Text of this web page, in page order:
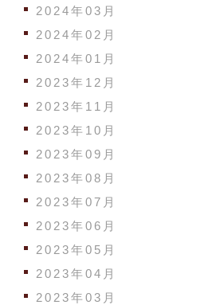
2024年03月
2024年02月
2024年01月
2023年12月
2023年11月
2023年10月
2023年09月
2023年08月
2023年07月
2023年06月
2023年05月
2023年04月
2023年03月